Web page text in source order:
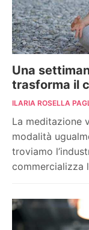
Una
trasforma il
ILARIA ROSELLA
La meditazione
modalità
troviamo
commercializza